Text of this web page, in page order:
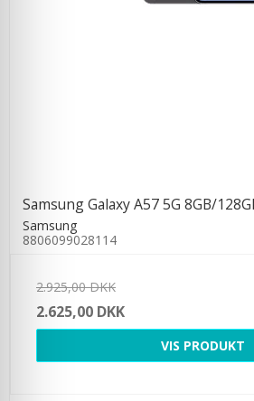
Samsung Galaxy A57 5G 8GB/
Samsung
8806099028114
2.925,00 DKK
2.625,00 DKK
VIS PRODUKT